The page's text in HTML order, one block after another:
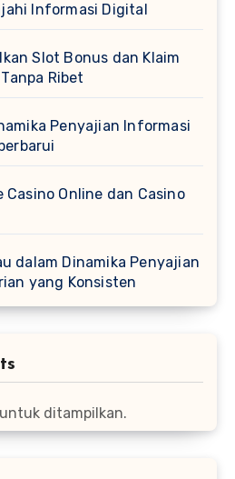
Informasi Digital
Slot Bonus dan Klaim
Ribet
Penyajian Informasi
Casino Online dan Casino
dalam Dinamika Penyajian
yang Konsisten
ditampilkan.